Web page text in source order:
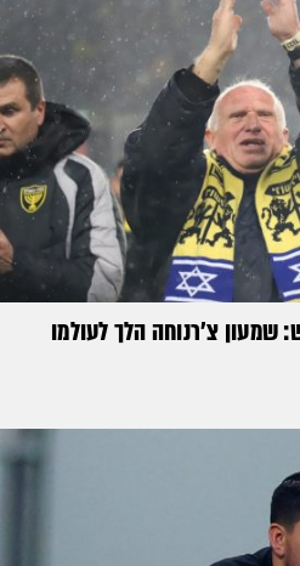
שמעון צ'רנוחה הלך לעולמו